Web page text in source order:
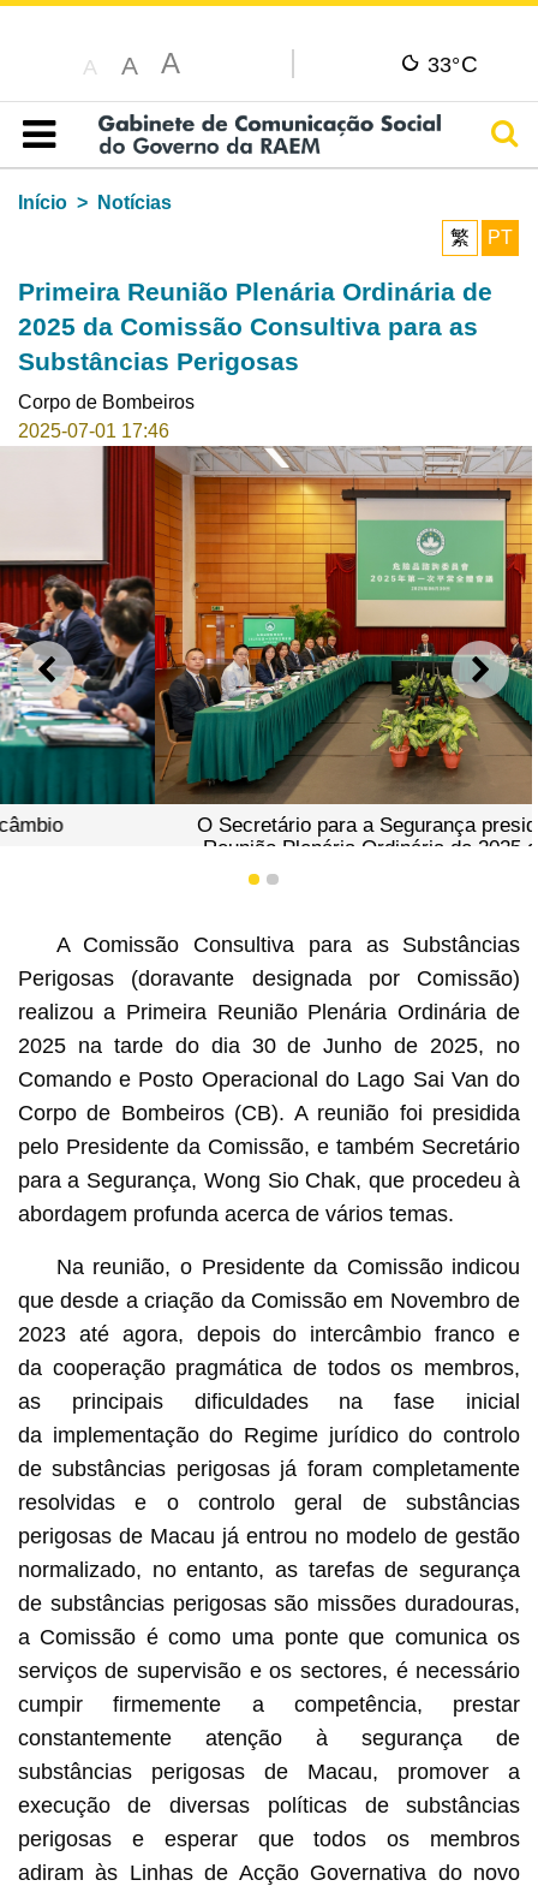
A A A 33°C
Índice
Início
Notícias
繁
PT
Primeira Reunião Plenária Ordinária de
2025 da Comissão Consultiva para as
Substâncias Perigosas
Corpo de Bombeiros
2025-07-01 17:46
ANTERIOR
O Secretário para a Segurança presidiu a Primeira
Reunião Plenária Ordinária de 2025 da Comissão
Consultiva para as Substâncias Perigosas
1 2
A Comissão Consultiva para as Substâncias
Perigosas (doravante designada por Comissão)
realizou a Primeira Reunião Plenária Ordinária de
2025 na tarde do dia 30 de Junho de 2025, no
Comando e Posto Operacional do Lago Sai Van do
Corpo de Bombeiros (CB). A reunião foi presidida
pelo Presidente da Comissão, e também Secretário
para a Segurança, Wong Sio Chak, que procedeu à
abordagem profunda acerca de vários temas.
Na reunião, o Presidente da Comissão indicou
que desde a criação da Comissão em Novembro de
2023 até agora, depois do intercâmbio franco e
da cooperação pragmática de todos os membros,
as principais dificuldades na fase inicial
da implementação do Regime jurídico do controlo
de substâncias perigosas já foram completamente
resolvidas e o controlo geral de substâncias
perigosas de Macau já entrou no modelo de gestão
normalizado, no entanto, as tarefas de segurança
de substâncias perigosas são missões duradouras,
a Comissão é como uma ponte que comunica os
serviços de supervisão e os sectores, é necessário
cumpir firmemente a competência, prestar
constantemente atenção à segurança de
substâncias perigosas de Macau, promover a
execução de diversas políticas de substâncias
perigosas e esperar que todos os membros
adiram às Linhas de Acção Governativa do novo